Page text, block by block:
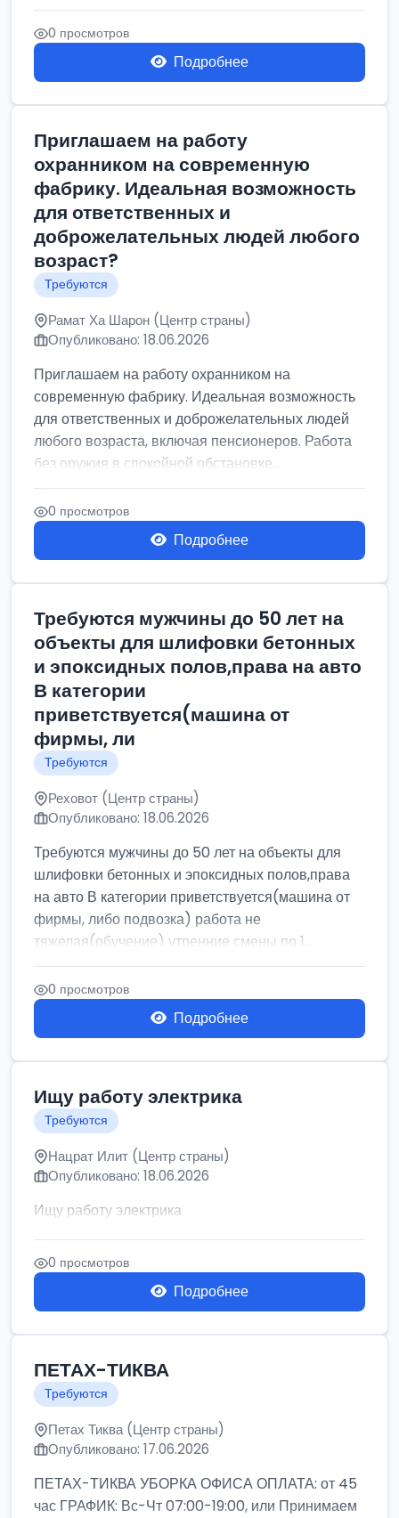
0 просмотров
Подробнее
Приглашаем на работу
охранником на современную
фабрику. Идеальная возможность
для ответственных и
доброжелательных людей любого
возраст?
Требуются
Рамат Ха Шарон (Центр страны)
Опубликовано: 18.06.2026
Приглашаем на работу охранником на
современную фабрику. Идеальная возможность
для ответственных и доброжелательных людей
любого возраста, включая пенсионеров. Работа
без оружия в спокойной обстановке....
0 просмотров
Подробнее
Требуются мужчины до 50 лет на
объекты для шлифовки бетонных
и эпоксидных полов,права на авто
В категории
приветствуется(машина от
фирмы, ли
Требуются
Реховот (Центр страны)
Опубликовано: 18.06.2026
Требуются мужчины до 50 лет на объекты для
шлифовки бетонных и эпоксидных полов,права
на авто В категории приветствуется(машина от
фирмы, либо подвозка) работа не
тяжелая(обучение) утренние смены по 1...
0 просмотров
Подробнее
Ищу работу электрика
Требуются
Нацрат Илит (Центр страны)
Опубликовано: 18.06.2026
Ищу работу электрика
0 просмотров
Подробнее
ПЕТАХ-ТИКВА
Требуются
Петах Тиква (Центр страны)
Опубликовано: 17.06.2026
ПЕТАХ-ТИКВА УБОРКА ОФИСА ОПЛАТА: от 45
час ГРАФИК: Вс-Чт 07:00-19:00, или Принимаем